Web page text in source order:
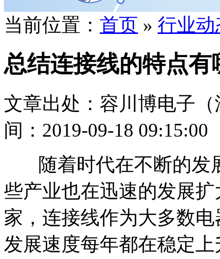
当前位置： 首页 » 行业动
总结连接线的特点有
文章出处：容川博电子
间：2019-09-18 09:15:00
随着时代在不断的发
些产业也在迅速的发展
家，连接线作为大多数
发展速度每年都在稳定